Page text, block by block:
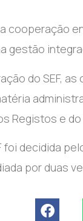
cooperação
gestão
do SEF,
Registos e do
foi decidida
por duas